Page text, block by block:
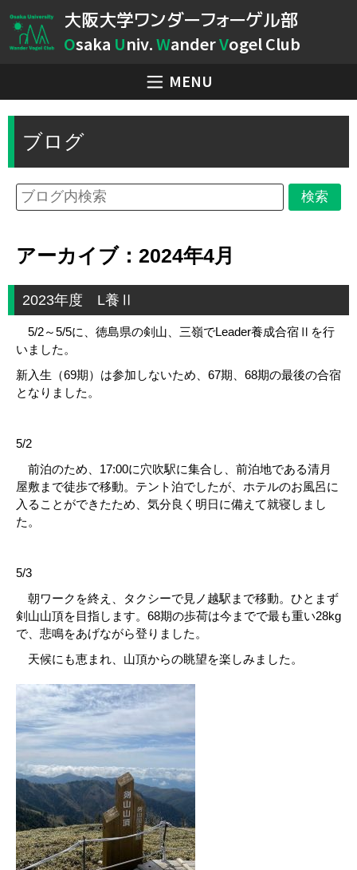
大阪大学ワンダーフォーゲル部
Osaka Univ.WanderVogel Club
MENU
ブログ
アーカイブ：2024年4月
2023年度 L養Ⅱ
5/2～5/5に、徳島県の剣山、三嶺でLeader養成合宿Ⅱを行
いました。
新入生（69期）は参加しないため、67期、68期の最後の合宿
となりました。
5/2
前泊のため、17:00に穴吹駅に集合し、前泊地である清月
屋敷まで徒歩で移動。テント泊でしたが、ホテルのお風呂に
入ることができたため、気分良く明日に備えて就寝しまし
た。
5/3
朝ワークを終え、タクシーで見ノ越駅まで移動。ひとまず
剣山山頂を目指します。68期の歩荷は今までで最も重い28kg
で、悲鳴をあげながら登りました。
天候にも恵まれ、山頂からの眺望を楽しみました。